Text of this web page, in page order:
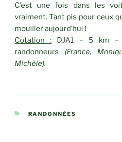
C’est une fois dans les
vraiment. Tant pis pour ceux
mouiller aujourd’hui !
Cotation : DJA1 – 5 km –
randonneurs (France,
Michèle).
CATÉGORIES
RANDONNÉES